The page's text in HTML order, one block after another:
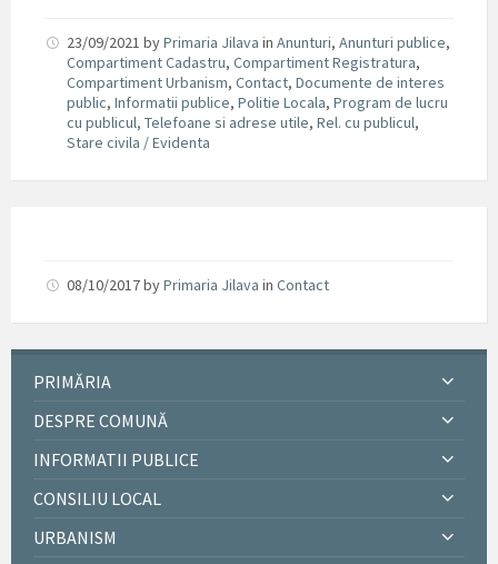
23/09/2021 byPrimaria Jilava in Anunturi, Anunturi publice,
Compartiment Cadastru, Compartiment Registratura,
Compartiment Urbanism, Contact, Documente de interes
public, Informatii publice, Politie Locala, Program de lucru
cu publicul, Telefoane si adrese utile, Rel. cu publicul,
Stare civila / Evidenta
08/10/2017byPrimaria Jilava in Contact
PRIMĂRIA
DESPRE COMUNĂ
INFORMATII PUBLICE
CONSILIU LOCAL
URBANISM